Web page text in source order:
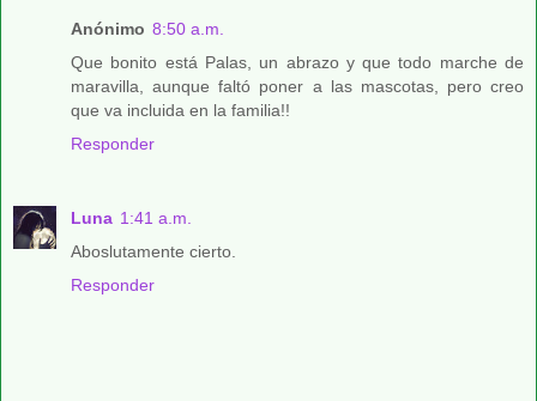
Anónimo 8:50 a.m.
Que bonito está Palas, un abrazo y que todo marche de
maravilla, aunque faltó poner a las mascotas, pero creo
que va incluida en la familia!!
Responder
Luna 1:41 a.m.
Aboslutamente cierto.
Responder